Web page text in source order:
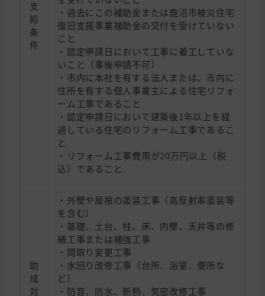
支
給
条
件
・過去にこの補助金または鹿沼市被災住宅
復旧支援事業補助金の交付を受けていない
こと
・認定申請日において工事に着工していな
いこと（事後申請不可）
・市内に本社を有する法人または、市内に
住所を有する個人事業主による住宅リフォ
ーム工事であること
・認定申請日において建築後1年以上を経
過している住宅のリフォーム工事であるこ
と
・リフォーム工事費用が20万円以上（税
込）であること
助
成
対
・外壁や屋根の塗装工事（高反射率塗装等
を含む）
・基礎、土台、柱、床、内壁、天井等の修
繕工事または補強工事
・間取り変更工事
・水回り改修工事（台所、浴室、便所な
ど）
・防音、防水、断熱、気密改修工事